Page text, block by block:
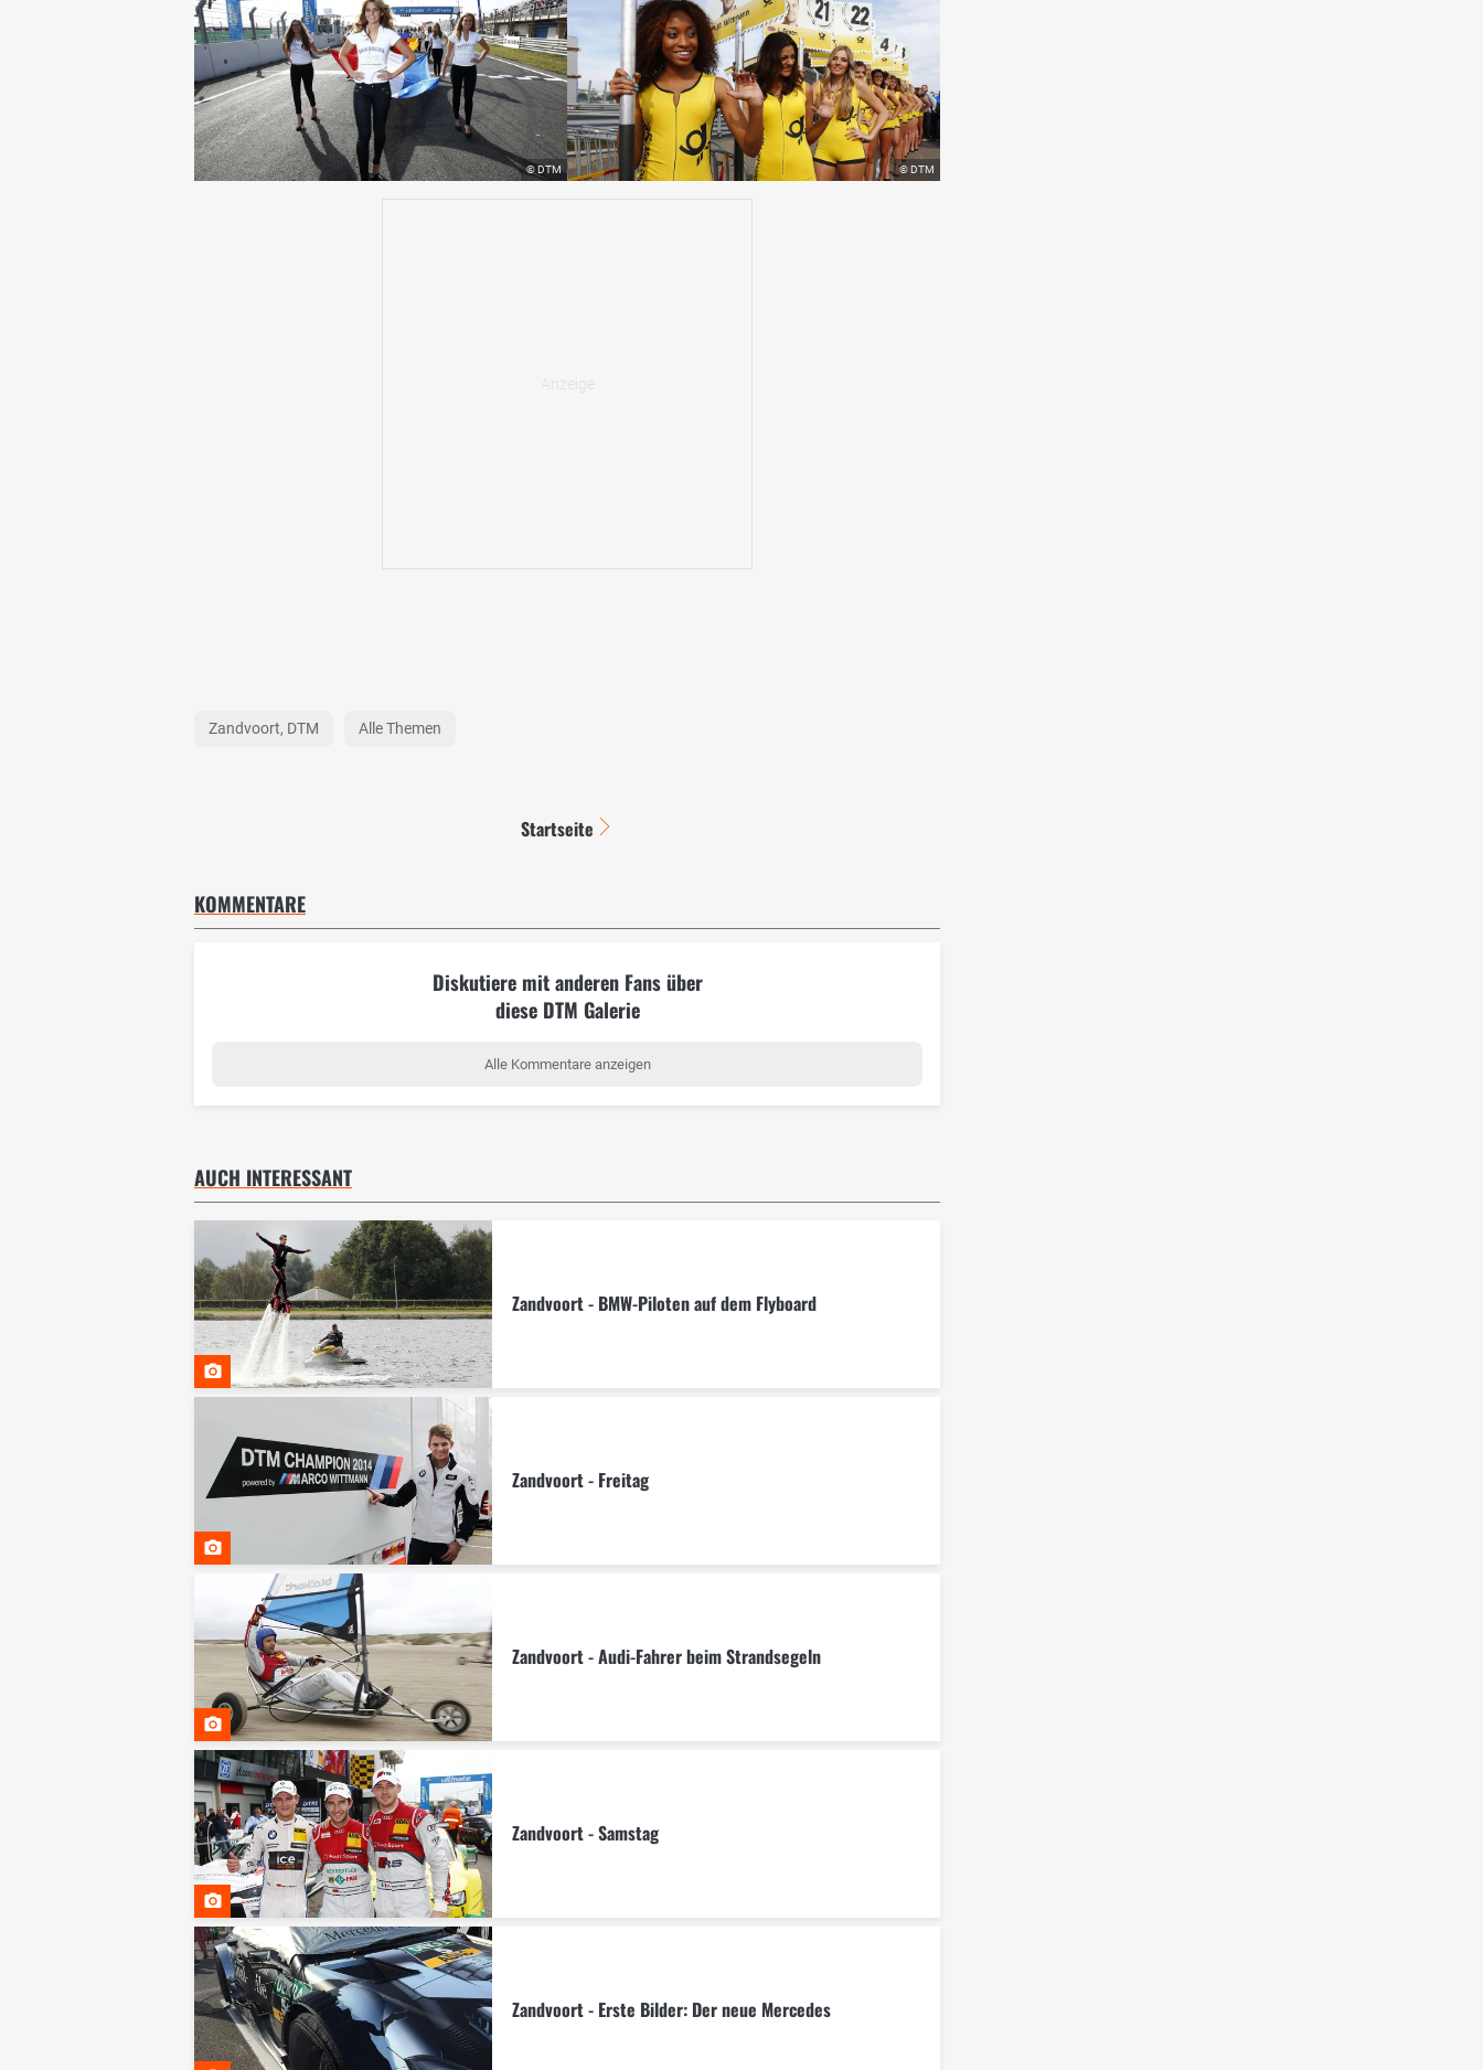
Zandvoort, DTM Alle Themen
Startseite
KOMMENTARE
Diskutiere mit anderen Fans über
diese DTM Galerie
Alle Kommentare anzeigen
AUCH INTERESSANT
Zandvoort - BMW-Piloten auf dem Flyboard
Zandvoort - Freitag
Zandvoort - Audi-Fahrer beim Strandsegeln
Zandvoort - Samstag
Zandvoort - Erste Bilder: Der neue Mercedes